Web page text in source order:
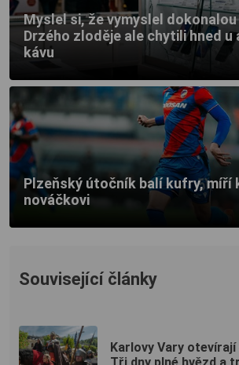
Myslel si, že vymyslel
Drzého zloděje ale chytili hned u
kávu
Plzeňský útočník balí kufry, míří
nováčkovi
Související články
Karlovy Vary